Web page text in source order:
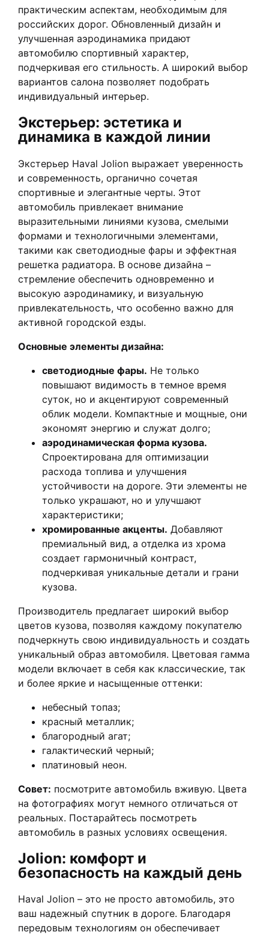
практическим аспектам, необходимым для
российских дорог. Обновленный дизайн и
улучшенная аэродинамика придают
автомобилю спортивный характер,
подчеркивая его стильность. А широкий выбор
вариантов салона позволяет подобрать
индивидуальный интерьер.
Экстерьер: эстетика и
динамика в каждой линии
Экстерьер Haval Jolion выражает уверенность
и современность, органично сочетая
спортивные и элегантные черты. Этот
автомобиль привлекает внимание
выразительными линиями кузова, смелыми
формами и технологичными элементами,
такими как светодиодные фары и эффектная
решетка радиатора. В основе дизайна –
стремление обеспечить одновременно и
высокую аэродинамику, и визуальную
привлекательность, что особенно важно для
активной городской езды.
Основные элементы дизайна:
светодиодные фары. Не только
повышают видимость в темное время
суток, но и акцентируют современный
облик модели. Компактные и мощные, они
экономят энергию и служат долго;
аэродинамическая форма кузова.
Спроектирована для оптимизации
расхода топлива и улучшения
устойчивости на дороге. Эти элементы не
только украшают, но и улучшают
характеристики;
хромированные акценты. Добавляют
премиальный вид, а отделка из хрома
создает гармоничный контраст,
подчеркивая уникальные детали и грани
кузова.
Производитель предлагает широкий выбор
цветов кузова, позволяя каждому покупателю
подчеркнуть свою индивидуальность и создать
уникальный образ автомобиля. Цветовая гамма
модели включает в себя как классические, так
и более яркие и насыщенные оттенки:
небесный топаз;
красный металлик;
благородный агат;
галактический черный;
платиновый неон.
Совет: посмотрите автомобиль вживую. Цвета
на фотографиях могут немного отличаться от
реальных. Постарайтесь посмотреть
автомобиль в разных условиях освещения.
Jolion: комфорт и
безопасность на каждый день
Haval Jolion – это не просто автомобиль, это
ваш надежный спутник в дороге. Благодаря
передовым технологиям он обеспечивает